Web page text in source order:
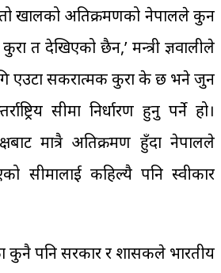
खालको अतिक्रमणको नेपालले कुन
त देखिएको छैन,’ मन्त्री ज्ञवालीले
एउटा सकरात्मक कुरा के छ भने जुन
सीमा निर्धारण हुनु पर्ने हो।
मात्रै अतिक्रमण हुँदा नेपालले
सीमालाई कहिल्यै पनि स्वीकार
कुनै पनि सरकार र शासकले भारतीय